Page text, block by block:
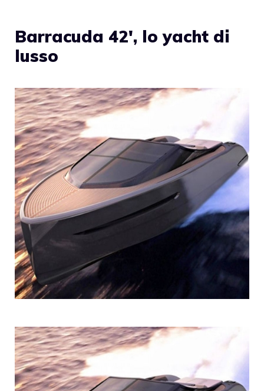
Barracuda 42′, lo yacht di
lusso